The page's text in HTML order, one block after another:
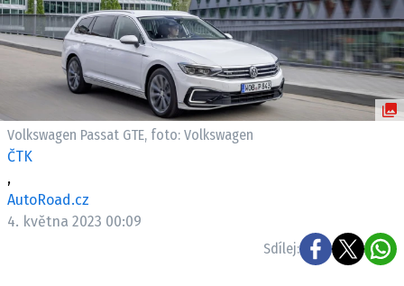
EKONOMIKA
ČESKÝ TRH
TUNING
PROFI
ELEKTRO
Volkswagen Passat GTE, foto: Volkswagen
ČTK
,
AutoRoad.cz
4. května 2023 00:09
Sdílej: